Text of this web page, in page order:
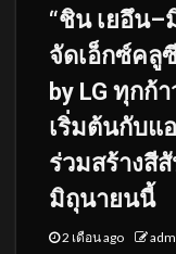
“ชิน เยอึน–
จัดเอ็กซ์คลู
by LG ทุกก้
เริ่มต้นกับแ
ร่วมสร้างสี
มิถุนายนนี้
2 เดือน ago